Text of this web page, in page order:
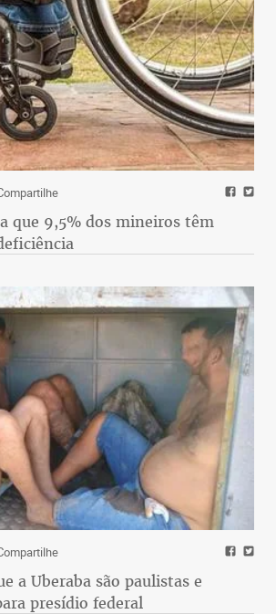
que 9,5% dos mineiros têm
a Uberaba são paulistas e
presídio federal